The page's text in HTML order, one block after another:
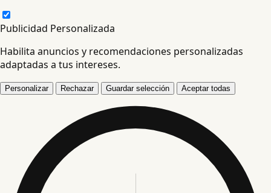
Publicidad Personalizada
Habilita anuncios y recomendaciones personalizadas
adaptadas a tus intereses.
Personalizar Rechazar Guardar selección Aceptar todas